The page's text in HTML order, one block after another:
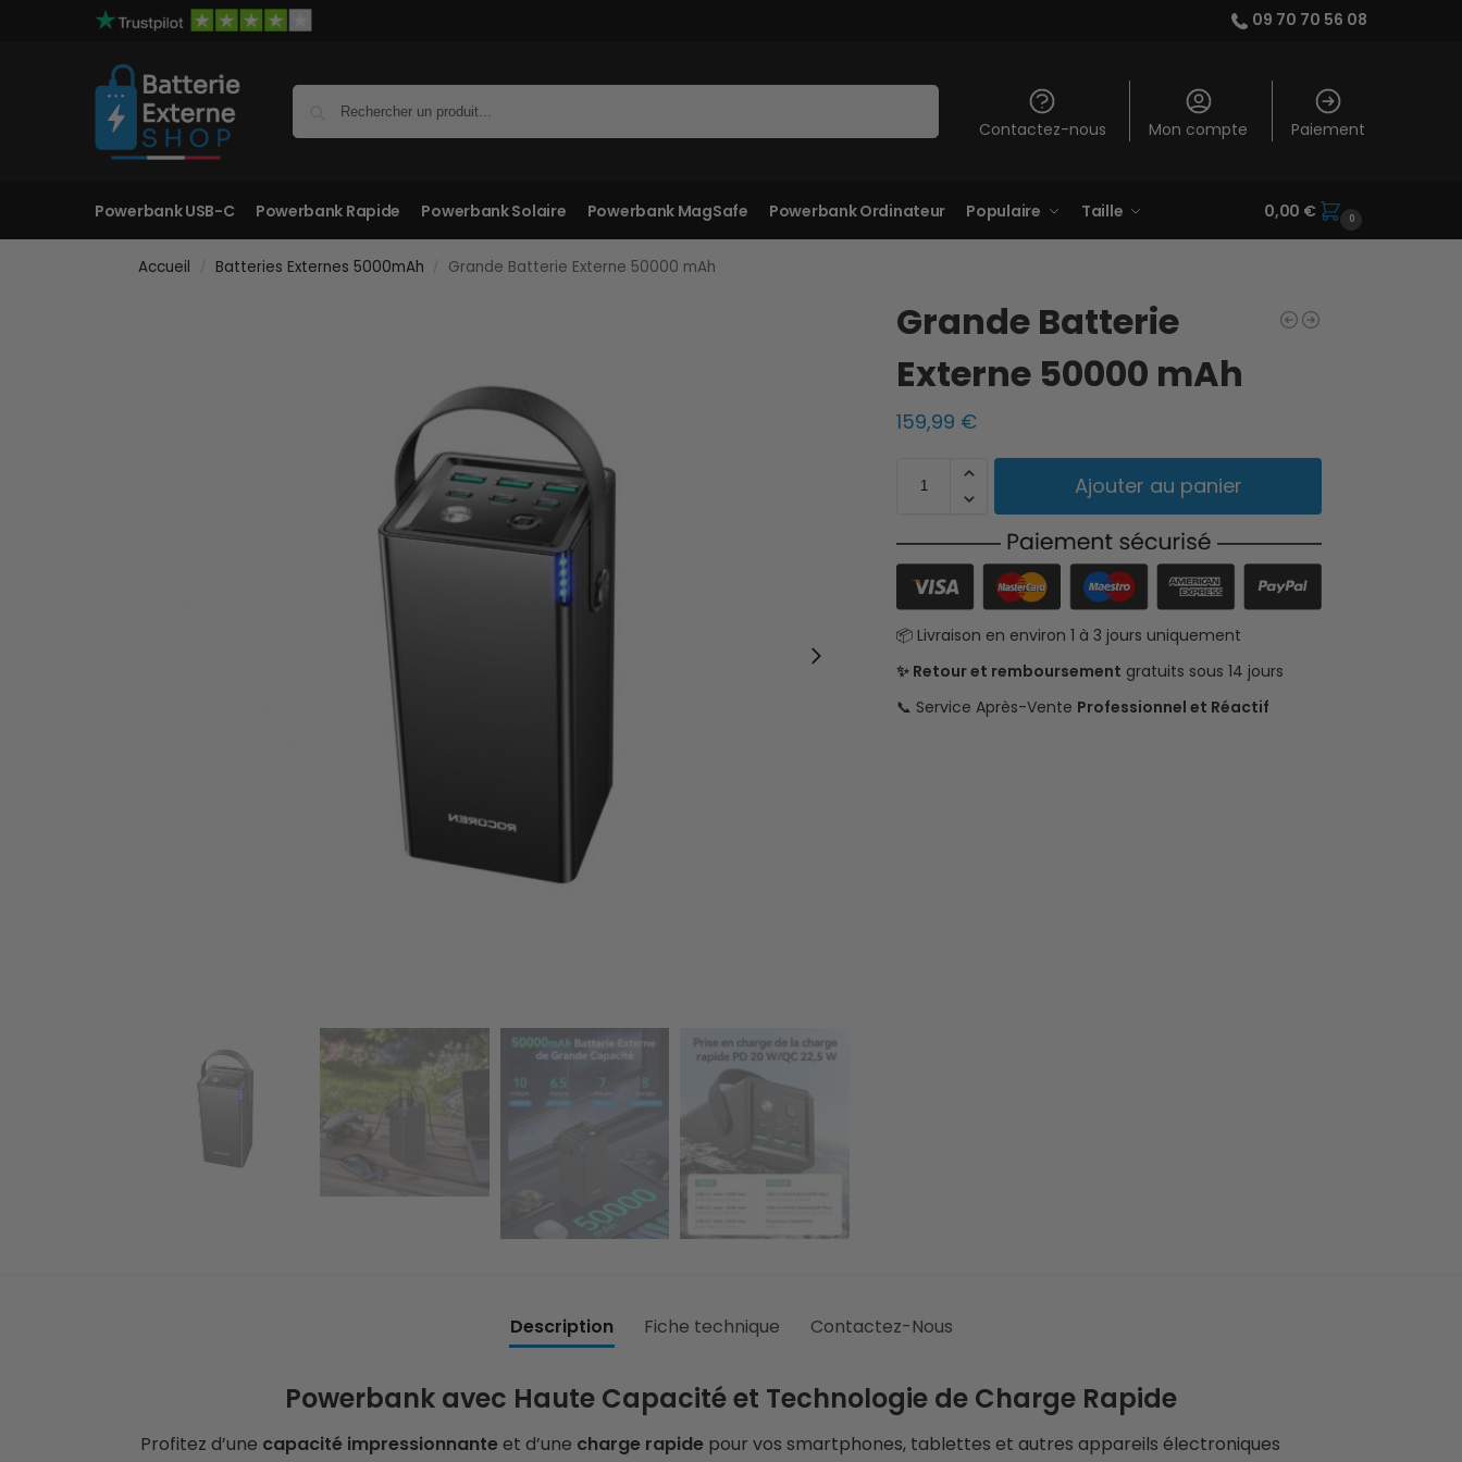
09 70 70 56 08
Contactez-nous Mon compte Paiement
Powerbank USB-C Powerbank Rapide Powerbank Solaire Powerbank MagSafe Powerbank Ordinateur Populaire Taille 0,00 € 0
Accueil Batteries Externes 5000mAh Grande Batterie Externe 50000 mAh
Grande Batterie
Externe 50000 mAh
159,99 €
Ajouter au panier
📦 Livraison en environ 1 à 3 jours uniquement
✨ Retour et remboursement gratuits sous 14 jours
📞 Service Après-Vente Professionnel et Réactif
Description Fiche technique Contactez-Nous
Powerbank avec Haute Capacité et Technologie de Charge Rapide
Profitez d’une capacité impressionnante et d’une charge rapide pour vos smartphones, tablettes et autres appareils électroniques